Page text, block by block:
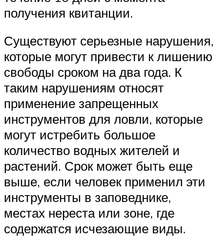
получения квитанции.
Существуют серьезные нарушения,
которые могут привести к лишению
свободы сроком на два года. К
таким нарушениям относят
применение запрещенных
инструментов для ловли, которые
могут истребить большое
количество водных жителей и
растений. Срок может быть еще
выше, если человек применил эти
инструменты в заповеднике,
местах нереста или зоне, где
содержатся исчезающие виды.